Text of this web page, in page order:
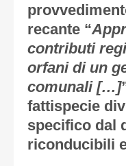
recante “
contributi
orfani di un
comunali […]
fattispecie
specifico dal
riconducibili